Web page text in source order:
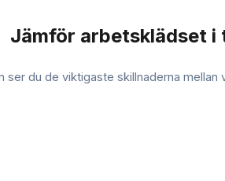
Jämför arbetsklädset i
ser du de viktigaste skillnaderna